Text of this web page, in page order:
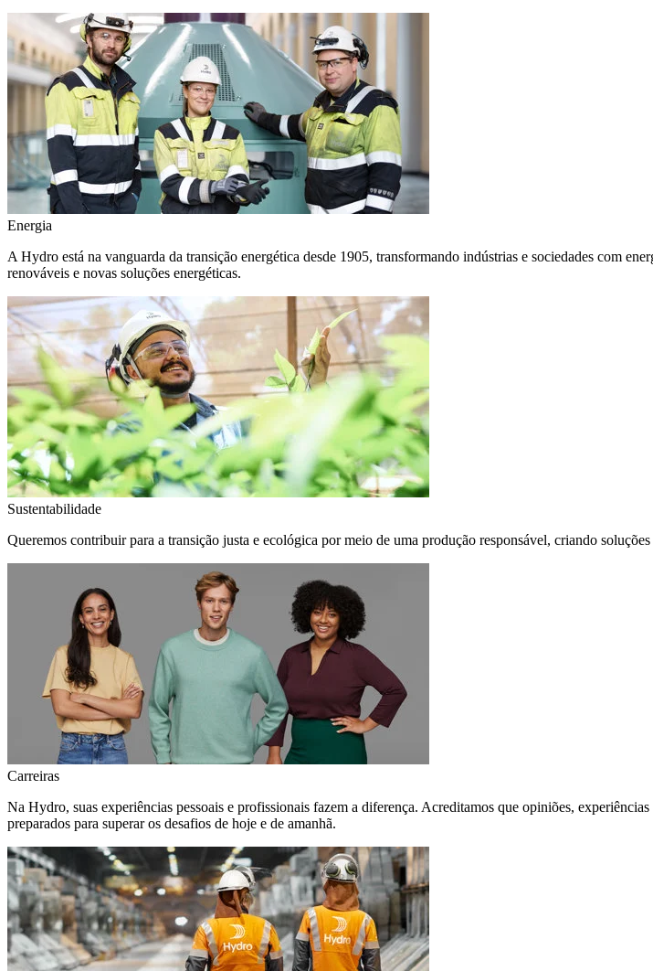
Energia
A Hydro está na vanguarda da transição energética desde 1905, transformando indústrias e sociedades com
renováveis e novas soluções energéticas.
Sustentabilidade
Queremos contribuir para a transição justa e ecológica por meio de uma produção responsável, criando
Carreiras
Na Hydro, suas experiências pessoais e profissionais fazem a diferença. Acreditamos que opiniões,
preparados para superar os desafios de hoje e de amanhã.